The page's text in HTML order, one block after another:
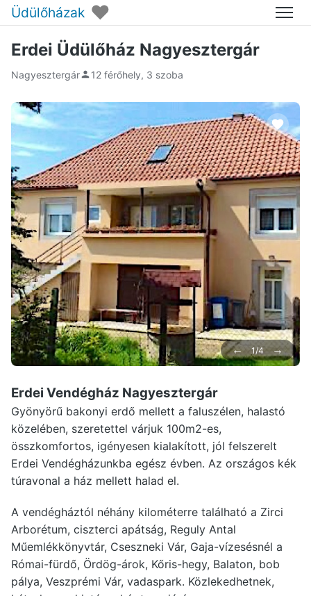
Üdülőházak ♥ Menü
Erdei Üdülőház Nagyesztergár
Nagyesztergár 12 férőhely, 3 szoba
← 1/4 →
Erdei Vendégház Nagyesztergár
Gyönyörű bakonyi erdő mellett a faluszélen, halastó
közelében, szeretettel várjuk 100m2-es,
összkomfortos, igényesen kialakított, jól felszerelt
Erdei Vendégházunkba egész évben. Az országos kék
túravonal a ház mellett halad el.
A vendégháztól néhány kilométerre található a Zirci
Arborétum, ciszterci apátság, Reguly Antal
Műemlékkönyvtár, Cseszneki Vár, Gaja-vízesésnél a
Római-fürdő, Ördög-árok, Kőris-hegy, Balaton, bob
pálya, Veszprémi Vár, vadaspark. Közlekedhetnek,